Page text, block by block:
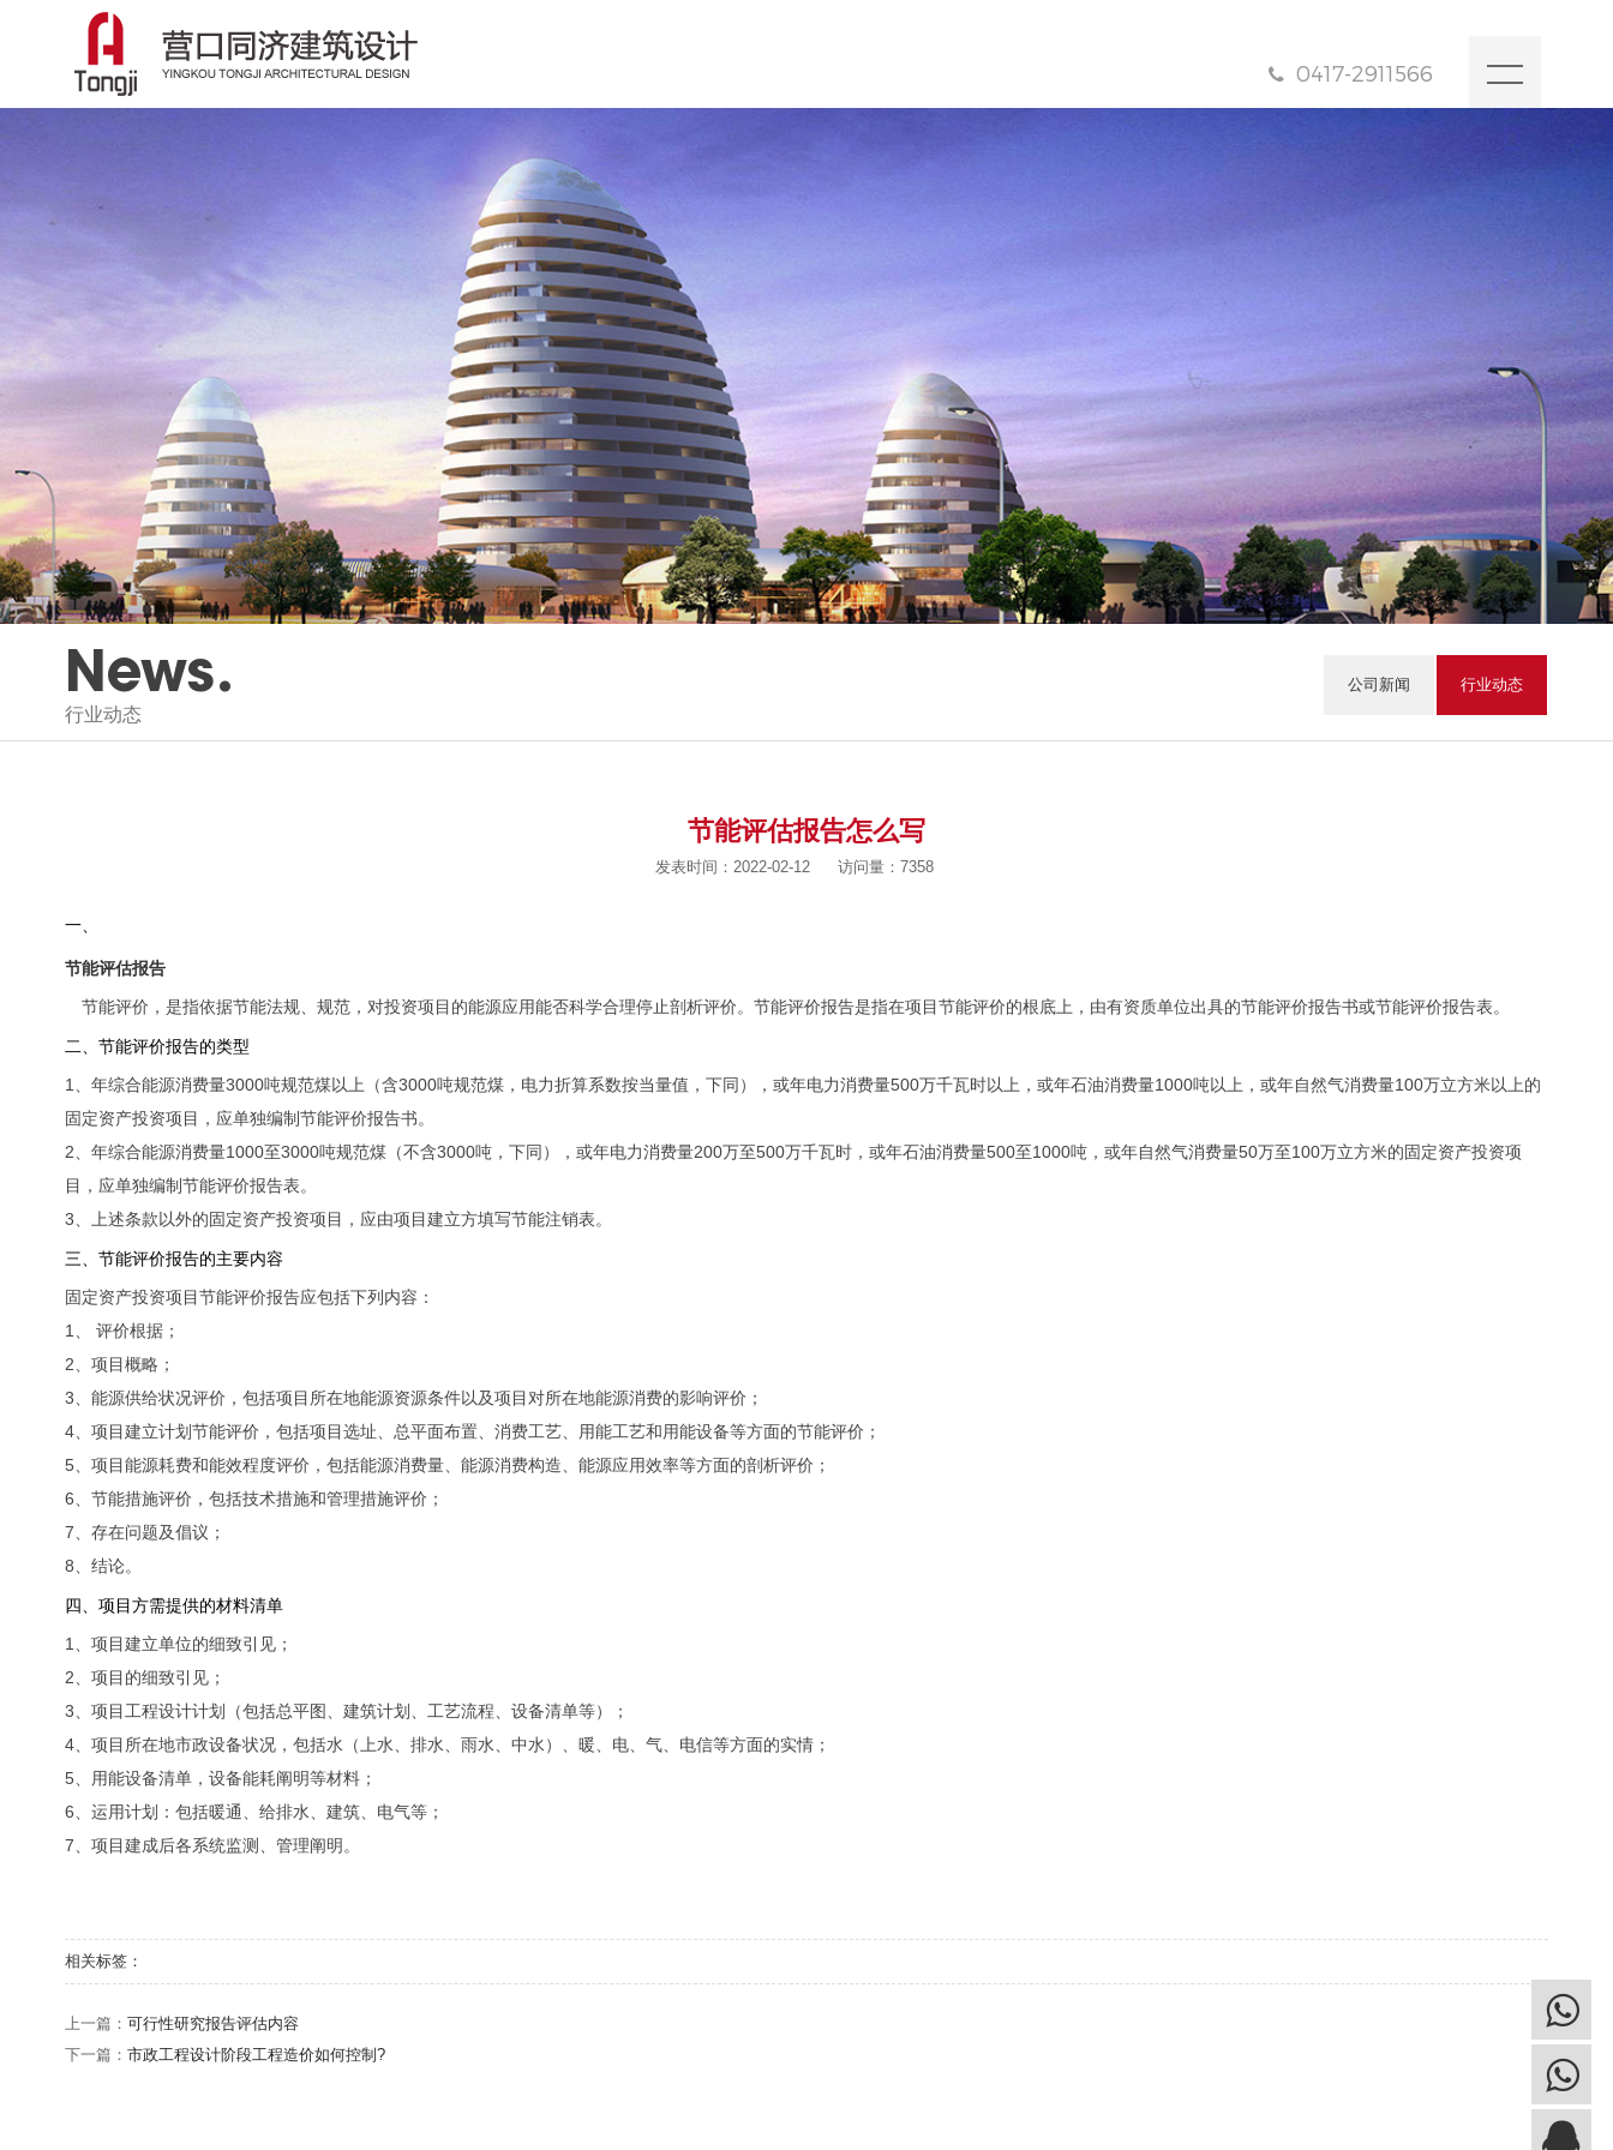
0417-2911566
News.
行业动态
公司新闻 行业动态
节能评估报告怎么写
发表时间：2022-02-12 访问量：7358
一、
节能评估报告
节能评价，是指依据节能法规、规范，对投资项目的能源应用能否科学合理停止剖析评价。节能评价报告是指在项目节能评价的根底上，由有资质单位出具的节能评价报告书或节能评价报告表。
二、节能评价报告的类型
1、年综合能源消费量3000吨规范煤以上（含3000吨规范煤，电力折算系数按当量值，下同），或年电力消费量500万千瓦时以上，或年石油消费量1000吨以上，或年自然气消费量100万立方米以上的
固定资产投资项目，应单独编制节能评价报告书。
2、年综合能源消费量1000至3000吨规范煤（不含3000吨，下同），或年电力消费量200万至500万千瓦时，或年石油消费量500至1000吨，或年自然气消费量50万至100万立方米的固定资产投资项
目，应单独编制节能评价报告表。
3、上述条款以外的固定资产投资项目，应由项目建立方填写节能注销表。
三、节能评价报告的主要内容
固定资产投资项目节能评价报告应包括下列内容：
1、 评价根据；
2、项目概略；
3、能源供给状况评价，包括项目所在地能源资源条件以及项目对所在地能源消费的影响评价；
4、项目建立计划节能评价，包括项目选址、总平面布置、消费工艺、用能工艺和用能设备等方面的节能评价；
5、项目能源耗费和能效程度评价，包括能源消费量、能源消费构造、能源应用效率等方面的剖析评价；
6、节能措施评价，包括技术措施和管理措施评价；
7、存在问题及倡议；
8、结论。
四、项目方需提供的材料清单
1、项目建立单位的细致引见；
2、项目的细致引见；
3、项目工程设计计划（包括总平图、建筑计划、工艺流程、设备清单等）；
4、项目所在地市政设备状况，包括水（上水、排水、雨水、中水）、暖、电、气、电信等方面的实情；
5、用能设备清单，设备能耗阐明等材料；
6、运用计划：包括暖通、给排水、建筑、电气等；
7、项目建成后各系统监测、管理阐明。
相关标签：
上一篇： 可行性研究报告评估内容
下一篇： 市政工程设计阶段工程造价如何控制?